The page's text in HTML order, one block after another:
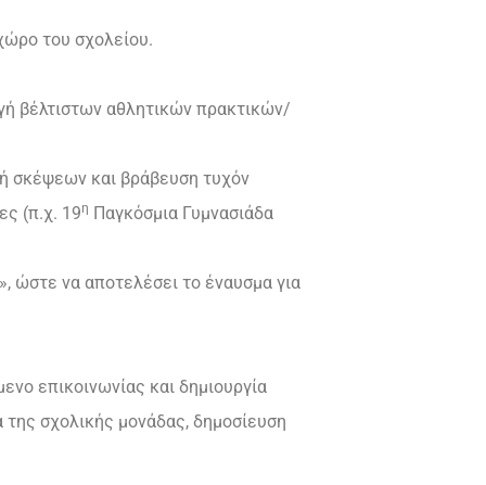
του σχολείου.
βέλτιστων αθλητικών πρακτικών/
σκέψεων και βράβευση τυχόν
(π.χ. 19η Παγκόσμια Γυμνασιάδα
ώστε να αποτελέσει το έναυσμα για
επικοινωνίας και δημιουργία
της σχολικής μονάδας, δημοσίευση